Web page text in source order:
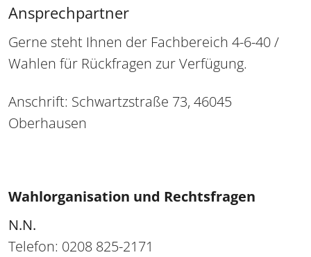
Ansprechpartner
Gerne steht Ihnen der Fachbereich 4-6-40 /
Wahlen für Rückfragen zur Verfügung.
Anschrift: Schwartzstraße 73, 46045
Oberhausen
Wahlorganisation und Rechtsfragen
N.N.
Telefon: 0208 825-2171